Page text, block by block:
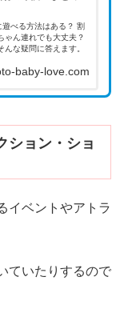
べる方法はある？ 割
ゃん連れでも大丈夫？
な疑問に答えます。
baby-love.com
ション・ショ
イベントやアトラ
ていたりするので